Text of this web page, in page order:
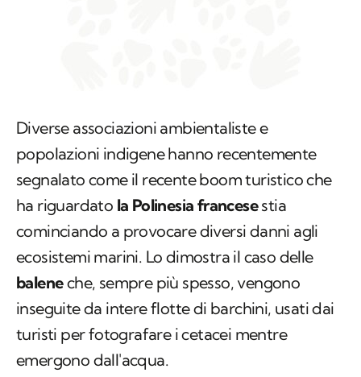
Diverse associazioni ambientaliste e
popolazioni indigene hanno recentemente
segnalato come il recente boom turistico che
ha riguardato la Polinesia francesestia
cominciando a provocare diversi danni agli
ecosistemi marini. Lo dimostra il caso delle
baleneche, sempre più spesso, vengono
inseguite da intere flotte di barchini, usati dai
turisti per fotografare i cetacei mentre
emergono dall'acqua.